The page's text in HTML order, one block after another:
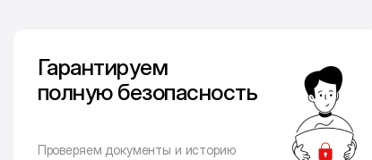
Гарантируем
полную безопасность
Проверяем документы и историю